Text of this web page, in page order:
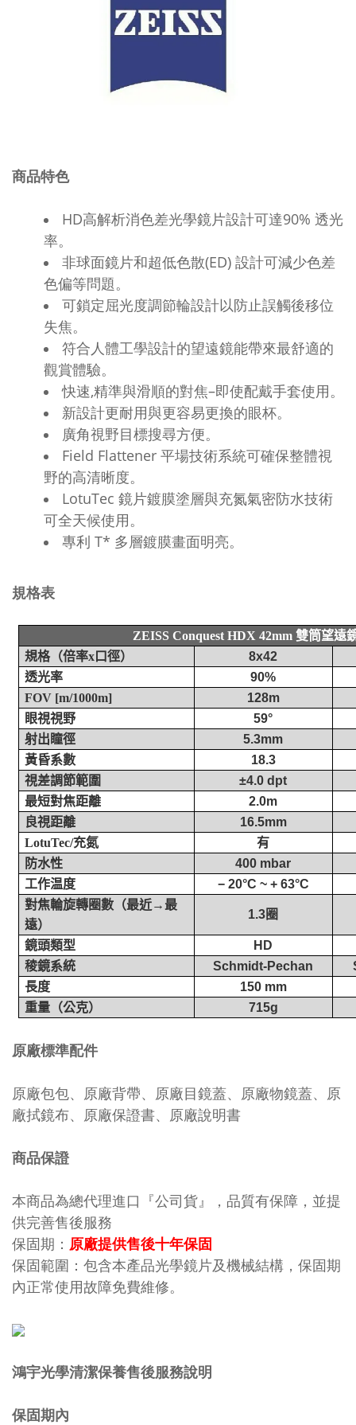
商品特色
HD高解析消色差光學鏡片設計可達90% 透光
率。
非球面鏡片和超低色散(ED) 設計可減少色差
色偏等問題。
可鎖定屈光度調節輪設計以防止誤觸後移位
失焦。
符合人體工學設計的望遠鏡能帶來最舒適的
觀賞體驗。
快速,精準與滑順的對焦–即使配戴手套使用。
新設計更耐用與更容易更換的眼杯。
廣角視野目標搜尋方便。
Field Flattener 平場技術系統可確保整體視
野的高清晰度。
LotuTec 鏡片鍍膜塗層與充氮氣密防水技術
可全天候使用。
專利 T* 多層鍍膜畫面明亮。
規格表
ZEISS Conquest HDX 42mm 雙筒望遠
規格（倍率x口徑）
8x42
透光率
90%
FOV [m/1000m]
128m
眼視視野
59°
射出瞳徑
5.3mm
黃昏系數
18.3
視差調節範圍
±4.0 dpt
最短對焦距離
2.0m
良視距離
16.5mm
LotuTec/充氮
有
防水性
400 mbar
工作温度
− 20°C ~ + 63°C
對焦輪旋轉圈數（最近→最
遠）
1.3圈
鏡頭類型
HD
稜鏡系統
Schmidt-Pechan
長度
150 mm
重量（公克）
715g
原廠標準配件
原廠包包、原廠背帶、原廠目鏡蓋、原廠物鏡蓋、原
廠拭鏡布、原廠保證書、原廠說明書
商品保證
本商品為總代理進口『公司貨』，品質有保障，並提
供完善售後服務
保固期： 原廠提供售後十年保固
保固範圍：包含本產品光學鏡片及機械結構，保固期
內正常使用故障免費維修。
鴻宇光學清潔保養售後服務說明
保固期內